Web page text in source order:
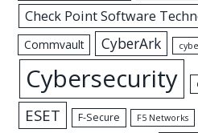
Check Point Software
Commvault CyberArk
Cybersecurity
ESET F-Secure F5 Networks